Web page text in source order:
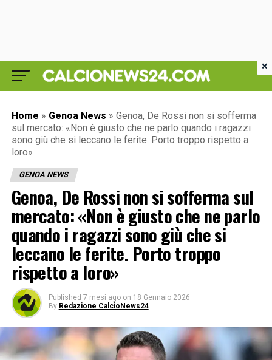
Home » Genoa News » Genoa, De Rossi non si sofferma
sul mercato: «Non è giusto che ne parlo quando i ragazzi
sono giù che si leccano le ferite. Porto troppo rispetto a
loro»
GENOA NEWS
Genoa, De Rossi non si sofferma sul
mercato: «Non è giusto che ne parlo
quando i ragazzi sono giù che si
leccano le ferite. Porto troppo
rispetto a loro»
Published 7 mesi ago on 18 Gennaio 2026
By Redazione CalcioNews24
×